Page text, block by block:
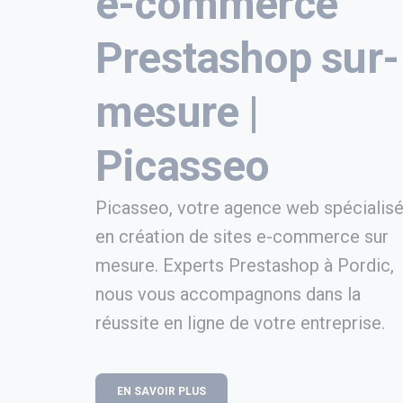
Prestashop sur-
mesure |
Picasseo
Picasseo, votre agence web
en création de sites e-commerce sur
mesure. Experts Prestashop à Pordic,
nous vous accompagnons dans la
réussite en ligne de votre entreprise.
EN SAVOIR PLUS